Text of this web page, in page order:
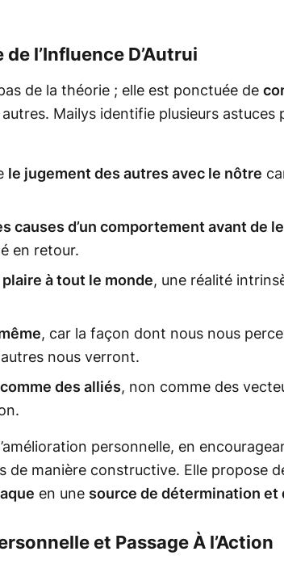
l’Influence D’Autrui
de la théorie ; elle est ponctuée de
Mailys identifie plusieurs
le jugement des autres avec le nôtre
causes d’un comportement avant de
en retour.
à tout le monde, une réalité
, car la façon dont nous nous
nous verront.
des alliés, non comme des
personnelle, en
de manière constructive. Elle propose
en une source de détermination et
et Passage À l’Action